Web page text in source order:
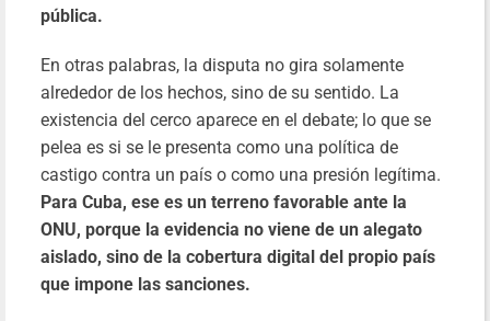
pública.
En otras palabras, la disputa no gira solamente
alrededor de los hechos, sino de su sentido. La
existencia del cerco aparece en el debate; lo que se
pelea es si se le presenta como una política de
castigo contra un país o como una presión legítima.
Para Cuba, ese es un terreno favorable ante la
ONU, porque la evidencia no viene de un alegato
aislado, sino de la cobertura digital del propio país
que impone las sanciones.